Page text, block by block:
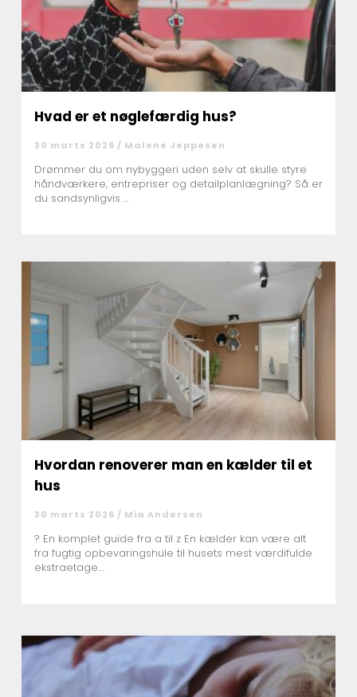
Hvad er et nøglefærdig hus?
30 marts 2026 / Malene Jeppesen
Drømmer du om nybyggeri uden selv at skulle styre
håndværkere, entrepriser og detailplanlægning? Så er
du sandsynligvis ...
Hvordan renoverer man en kælder til et
hus
30 marts 2026 / Mia Andersen
? En komplet guide fra a til z En kælder kan være alt
fra fugtig opbevaringshule til husets mest værdifulde
ekstraetage....